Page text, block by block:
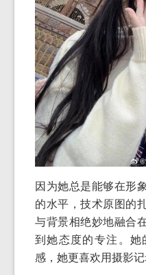
因为她总是能够在形
的水平，技术原图的
与背景相绝妙地融合
到她态度的专注。她
感，她更喜欢用摄影记